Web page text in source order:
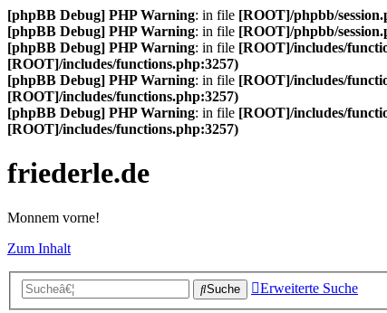
[phpBB Debug] PHP Warning: in file [ROOT]/phpbb/
[phpBB Debug] PHP Warning: in file [ROOT]/phpbb/
[phpBB Debug] PHP Warning: in file [ROOT]/includes/
[ROOT]/includes/functions.php:3257)
[phpBB Debug] PHP Warning: in file [ROOT]/includes/
[ROOT]/includes/functions.php:3257)
[phpBB Debug] PHP Warning: in file [ROOT]/includes/
[ROOT]/includes/functions.php:3257)
friederle.de
Monnem vorne!
Zum Inhalt
Suche Erweiterte Suche